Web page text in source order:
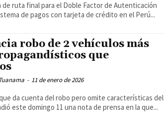
de ruta final para el Doble Factor de Autenticación
de pagos con tarjeta de crédito en el Perú...
robo de 2 vehículos más
que
- 11 de enero de 2026
da cuenta del robo pero omite características del
este domingo 11 una nota de prensa en la que...